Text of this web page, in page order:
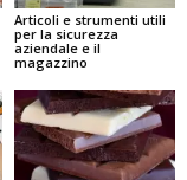
Articoli e strumenti utili
per la sicurezza
aziendale e il
magazzino